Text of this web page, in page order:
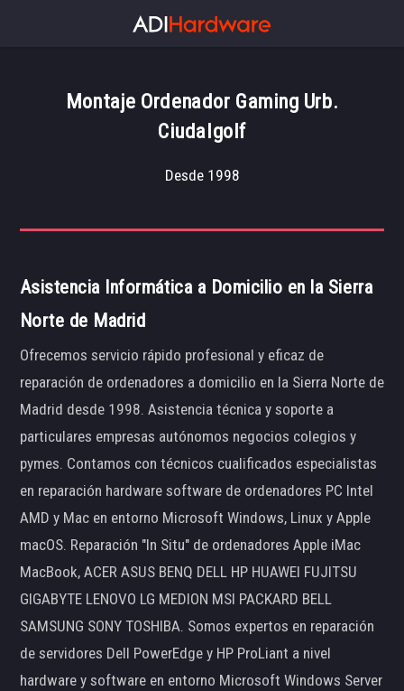
Montaje Ordenador Gaming Urb.
Ciudalgolf
Desde 1998
Asistencia Informática a Domicilio en la Sierra
Norte de Madrid
Ofrecemos servicio rápido profesional y eficaz de
reparación de ordenadores a domicilio en la Sierra Norte de
Madrid desde 1998. Asistencia técnica y soporte a
particulares empresas autónomos negocios colegios y
pymes. Contamos con técnicos cualificados especialistas
en reparación hardware software de ordenadores PC Intel
AMD y Mac en entorno Microsoft Windows, Linux y Apple
macOS. Reparación "In Situ" de ordenadores Apple iMac
MacBook, ACER ASUS BENQ DELL HP HUAWEI FUJITSU
GIGABYTE LENOVO LG MEDION MSI PACKARD BELL
SAMSUNG SONY TOSHIBA. Somos expertos en reparación
de servidores Dell PowerEdge y HP ProLiant a nivel
hardware y software en entorno Microsoft Windows Server